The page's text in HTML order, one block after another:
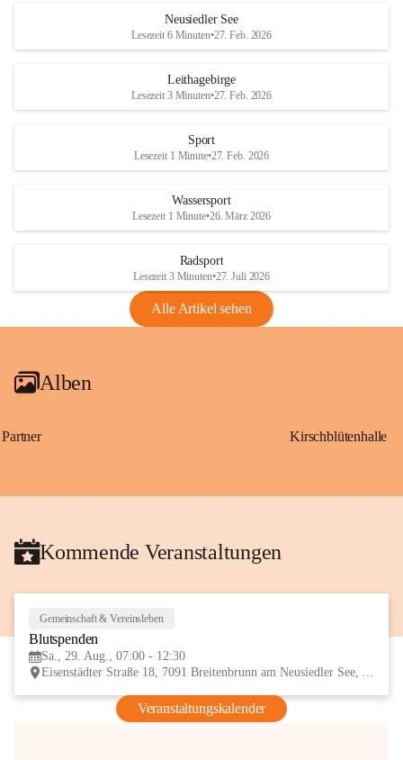
S
und den daraus folgenden wirtschaftlichen
Maßnahmen zur Bekämpfung
Rebe und der Amerikanischen
Anhang VBl. EU Nr. 18
1 Seite•1,4 MB
VBl. EU Nr. 18_2026
r
S
Neusiedler See
Lesezeit 6 Minuten•27. Feb. 2026
Leithagebirge
Lesezeit 3 Minuten•27. Feb. 2026
Sport
Lesezeit 1 Minute•27. Feb. 2026
Wassersport
Lesezeit 1 Minute•26. März 2026
Radsport
Lesezeit 3 Minuten•27. Juli 2026
Alle Artikel sehen
Alben
Partner Kirschblütenhalle
Kommende Veranstaltungen
Gemeinschaft & Vereinsleben
Blutspenden
Sa., 29. Aug., 07:00 - 12:30
Eisenstädter Straße 18, 7091 Breitenbrunn am Neusiedler See, AUT
Veranstaltungskalender